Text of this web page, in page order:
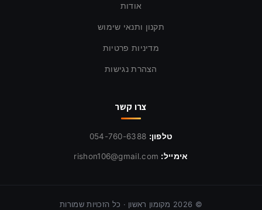
אודות
תקנון ותנאי שימוש
מדיניות פרטיות
הצהרת נגישות
צרו קשר
טלפון: 054-760-6388
אימייל: rishon106@gmail.com
©
2026 מקומון ראשון · כל הזכויות שמורות